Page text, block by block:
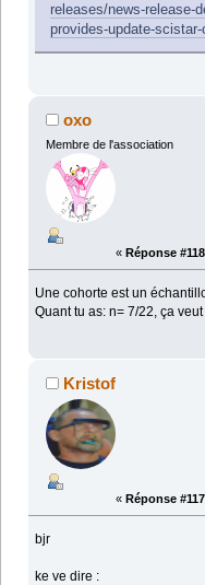
releases/news-release-
provides-update-
oxo
Membre de l'association
« Réponse
Une cohorte est un
Quant tu as: n= 7/22, ça
Kristof
« Réponse
bjr
ke ve dire :